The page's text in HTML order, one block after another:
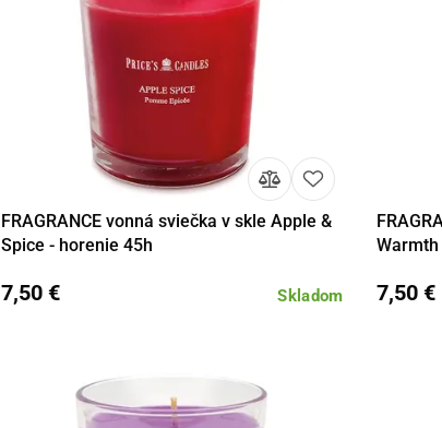
Detail Do košíka
FRAGRANCE vonná sviečka v skle Apple &
Spice - horenie 45h
Skladom
7,50 € 7,50 €